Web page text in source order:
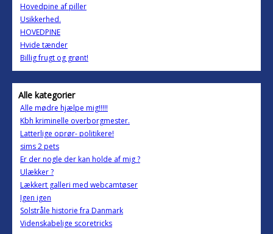
Hovedpine af piller
Usikkerhed.
HOVEDPINE
Hvide tænder
Billig frugt og grønt!
Alle kategorier
Alle mødre hjælpe mig!!!!!
Kbh kriminelle overborgmester.
Latterlige oprør- politikere!
sims 2 pets
Er der nogle der kan holde af mig ?
Ulækker ?
Lækkert galleri med webcamtøser
Igen igen
Solstråle historie fra Danmark
Videnskabelige scoretricks